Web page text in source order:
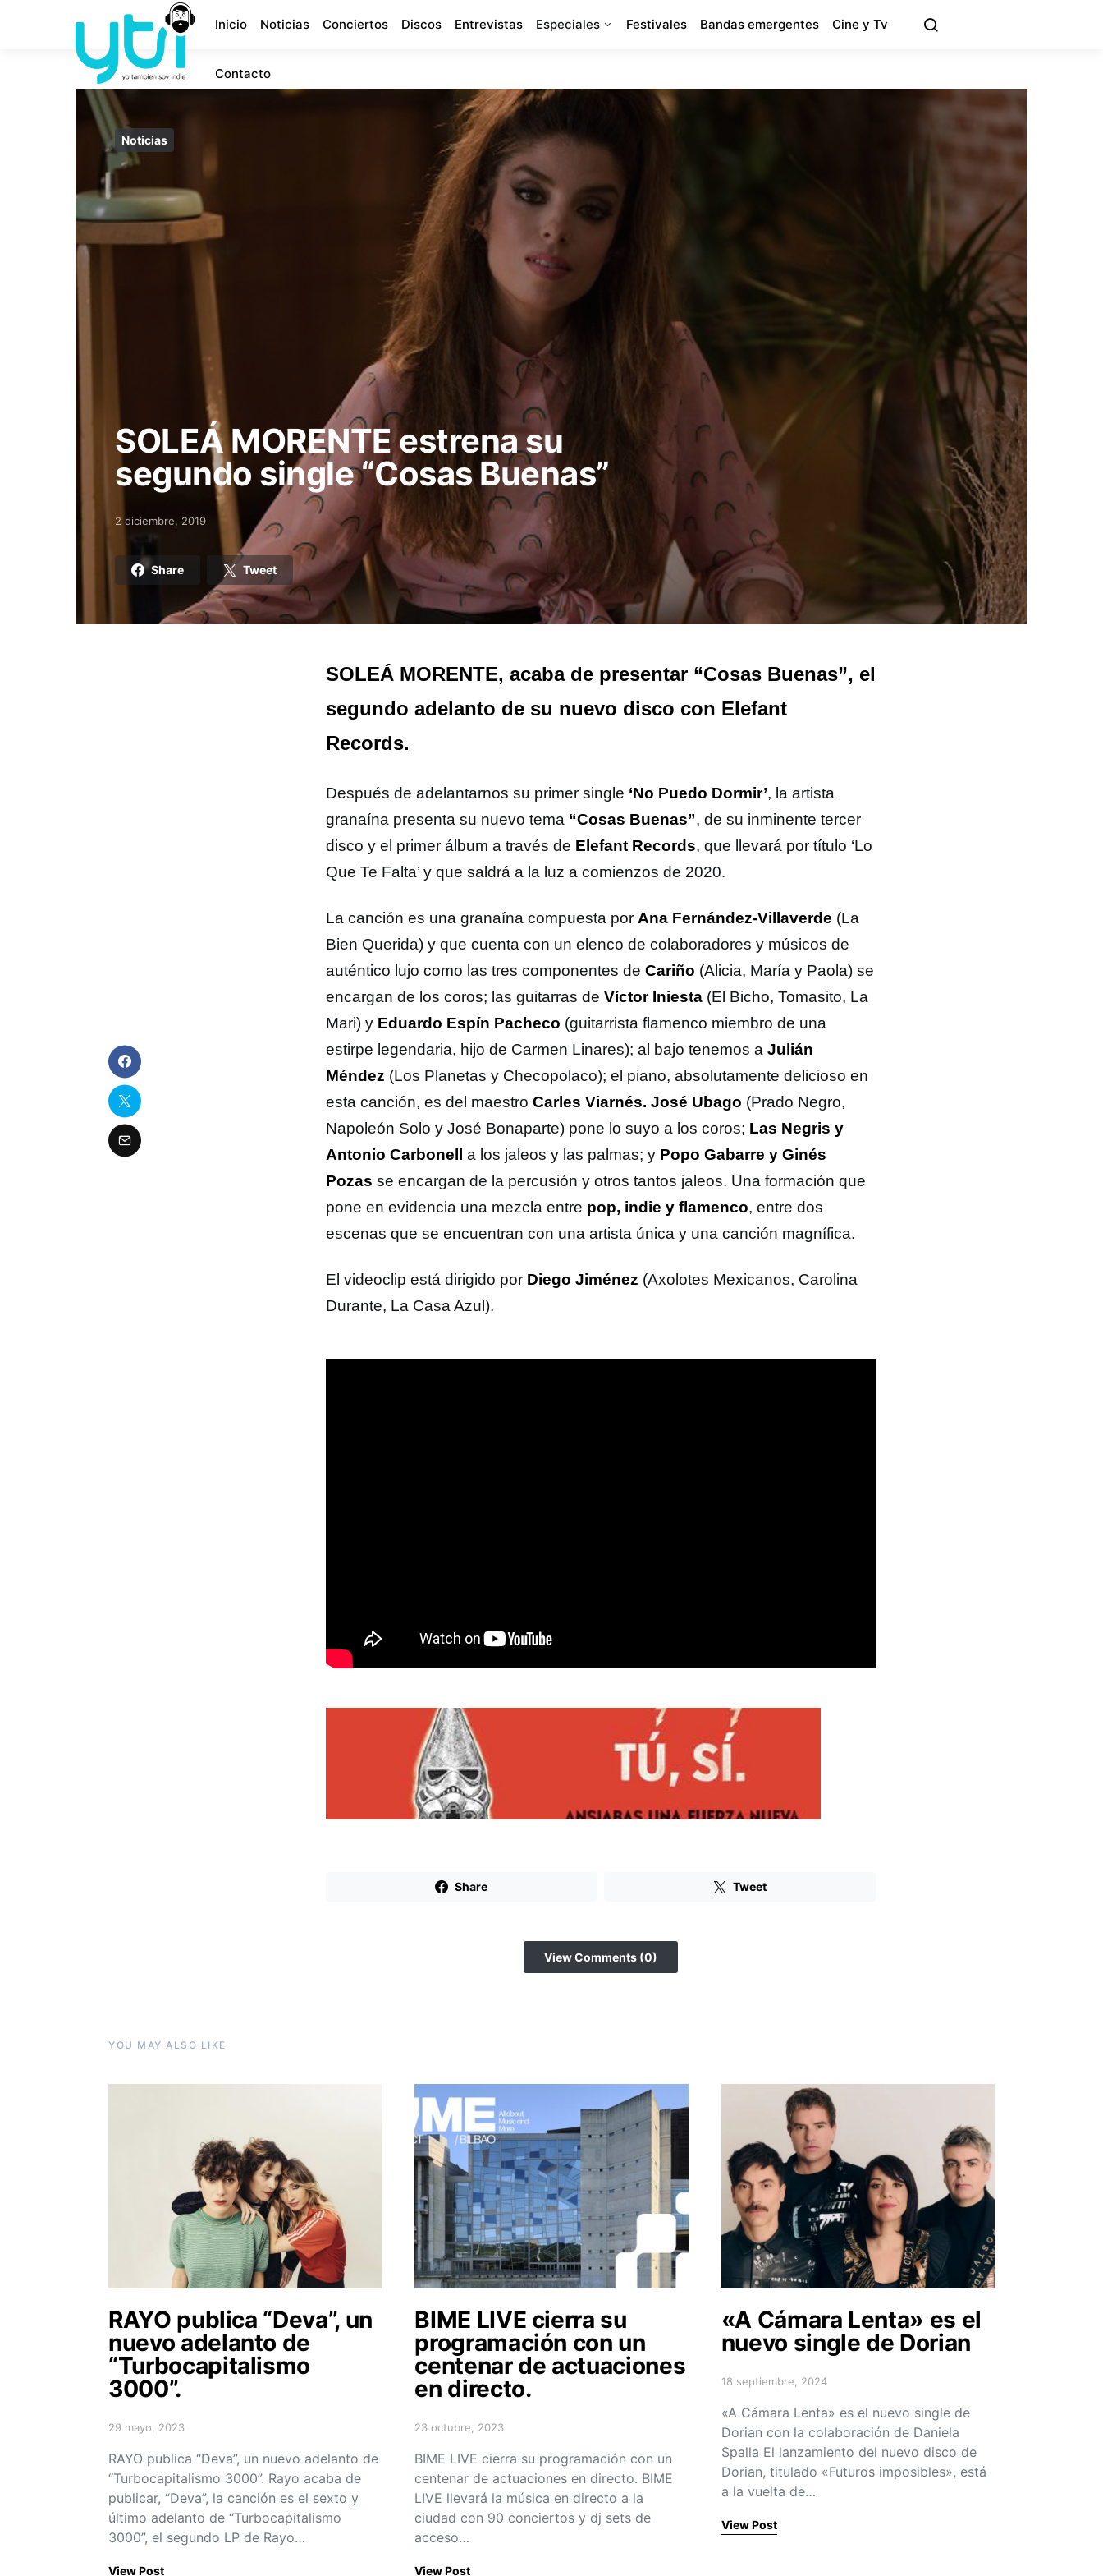
Inicio Noticias Conciertos Discos Entrevistas Especiales Festivales Bandas emergentes Cine y Tv
Contacto
Noticias
SOLEÁ MORENTE estrena su
segundo single “Cosas Buenas”
Posted on
2 diciembre, 2019
Share Tweet
SOLEÁ MORENTE, acaba de presentar “Cosas Buenas”, el
segundo adelanto de su nuevo disco con Elefant
Records.
Después de adelantarnos su primer single ‘No Puedo Dormir’, la artista
granaína presenta su nuevo tema “Cosas Buenas”, de su inminente tercer
disco y el primer álbum a través de Elefant Records, que llevará por título ‘Lo
Que Te Falta’ y que saldrá a la luz a comienzos de 2020.
La canción es una granaína compuesta por Ana Fernández-Villaverde (La
Bien Querida) y que cuenta con un elenco de colaboradores y músicos de
auténtico lujo como las tres componentes de Cariño (Alicia, María y Paola) se
encargan de los coros; las guitarras de Víctor Iniesta (El Bicho, Tomasito, La
Mari) y Eduardo Espín Pacheco (guitarrista flamenco miembro de una
estirpe legendaria, hijo de Carmen Linares); al bajo tenemos a Julián
Méndez (Los Planetas y Checopolaco); el piano, absolutamente delicioso en
esta canción, es del maestro Carles Viarnés. José Ubago (Prado Negro,
Napoleón Solo y José Bonaparte) pone lo suyo a los coros; Las Negris y
Antonio Carbonell
a los jaleos y las palmas; y Popo Gabarre y Ginés
Pozas se encargan de la percusión y otros tantos jaleos. Una formación que
pone en evidencia una mezcla entre pop, indie y flamenco, entre dos
escenas que se encuentran con una artista única y una canción magnífica.
El videoclip está dirigido por Diego Jiménez (Axolotes Mexicanos, Carolina
Durante, La Casa Azul).
Share Tweet
View Comments (0)
YOU MAY ALSO LIKE
RAYO publica “Deva”, un
nuevo adelanto de
“Turbocapitalismo
3000”.
Posted on
29 mayo, 2023
RAYO publica “Deva”, un nuevo adelanto de
“Turbocapitalismo 3000”. Rayo acaba de
publicar, “Deva”, la canción es el sexto y
último adelanto de “Turbocapitalismo
3000”, el segundo LP de Rayo…
View Post
BIME LIVE cierra su
programación con un
centenar de actuaciones
en directo.
Posted on
23 octubre, 2023
BIME LIVE cierra su programación con un
centenar de actuaciones en directo. BIME
LIVE llevará la música en directo a la
ciudad con 90 conciertos y dj sets de
acceso…
View Post
«A Cámara Lenta» es el
nuevo single de Dorian
Posted on
18 septiembre, 2024
«A Cámara Lenta» es el nuevo single de
Dorian con la colaboración de Daniela
Spalla El lanzamiento del nuevo disco de
Dorian, titulado «Futuros imposibles», está
a la vuelta de…
View Post